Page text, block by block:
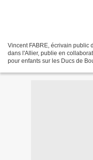
Vincent FABRE, écrivain public
dans l'Allier, publie en
pour enfants sur les Ducs de